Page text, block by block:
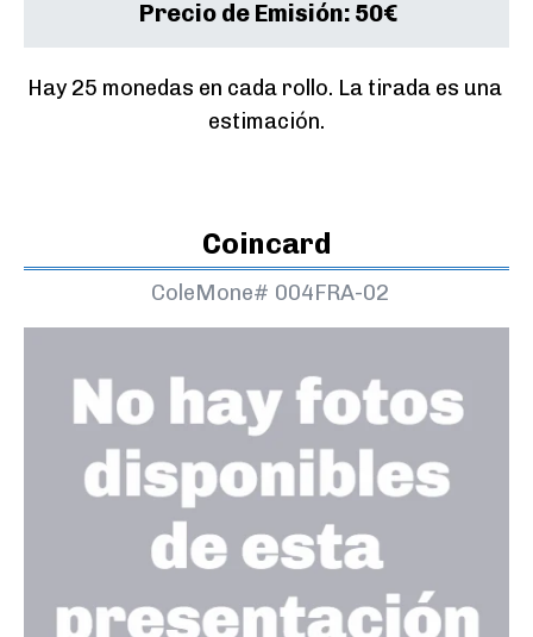
Precio de Emisión: 50€
Hay 25 monedas en cada rollo. La tirada es una
estimación.
Coincard
ColeMone# 004FRA-02